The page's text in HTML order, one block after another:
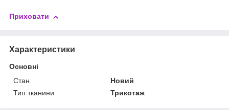
Приховати
Характеристики
Основні
Стан
Новий
Тип тканини
Трикотаж